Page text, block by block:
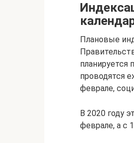
Плановые
планируется
проводятся
феврале,
В 2020 году
феврале, а с